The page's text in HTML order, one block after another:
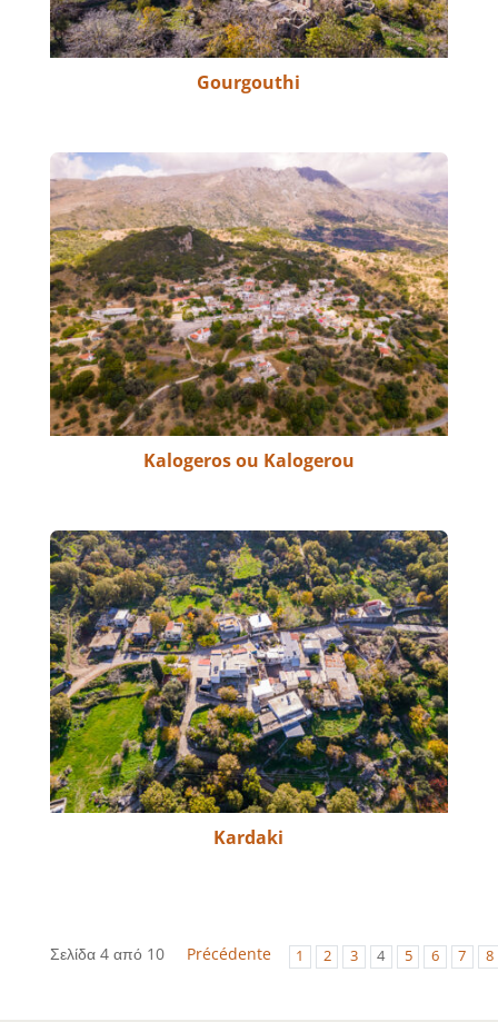
Gourgouthi
Kalogeros ou Kalogerou
Kardaki
Σελίδα 4 από 10 Précédente 1 2 3 4 5 6 7 8